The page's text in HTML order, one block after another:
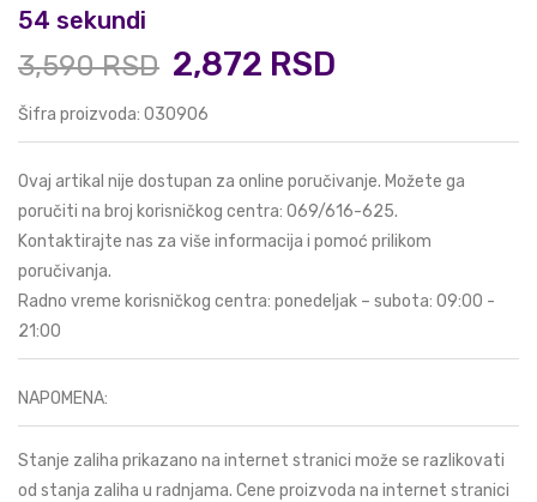
53 sekundi
3,590 RSD 2,872 RSD
Šifra proizvoda: 030906
Ovaj artikal nije dostupan za online poručivanje. Možete ga
poručiti na broj korisničkog centra: 069/616-625.
Kontaktirajte nas za više informacija i pomoć prilikom
poručivanja.
Radno vreme korisničkog centra: ponedeljak – subota: 09:00 -
21:00
NAPOMENA:
Stanje zaliha prikazano na internet stranici može se razlikovati
od stanja zaliha u radnjama. Cene proizvoda na internet stranici